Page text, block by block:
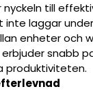
nyckeln till
laggar
enheter och
snabb
produktiviteten.